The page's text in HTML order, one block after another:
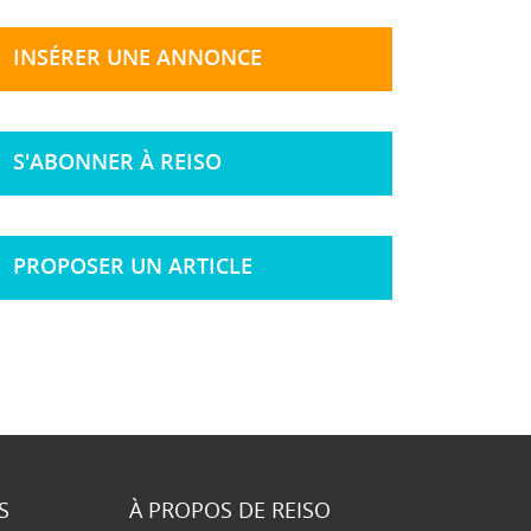
INSÉRER UNE ANNONCE
S'ABONNER À REISO
PROPOSER UN ARTICLE
À PROPOS DE REISO